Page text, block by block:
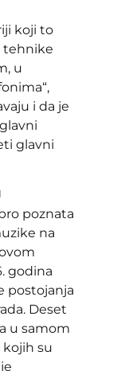
koji to
tehnike
u
i da je
glavni
poznata
na
godina
postojanja
Deset
u samom
su